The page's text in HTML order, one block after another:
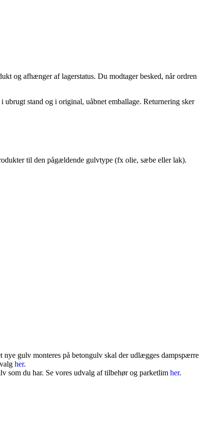
og afhænger af lagerstatus. Du modtager besked, når ordren
ubrugt stand og i original, uåbnet emballage. Returnering sker
til den pågældende gulvtype (fx olie, sæbe eller lak).
gulv monteres på betongulv skal der udlægges dampspærre
her.
som du har. Se vores udvalg af tilbehør og parketlim her.